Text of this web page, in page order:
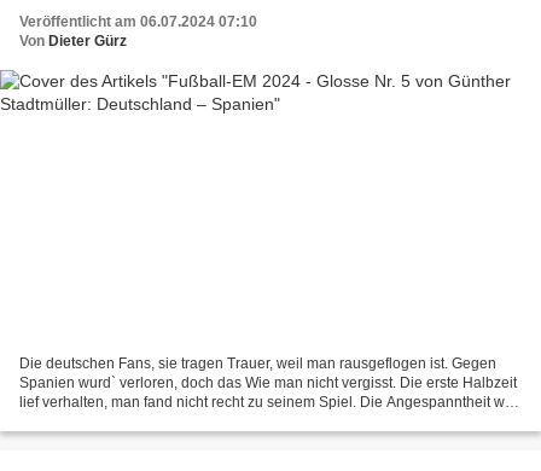
Veröffentlicht am 06.07.2024 07:10
Von Dieter Gürz
Die deutschen Fans, sie tragen Trauer, weil man rausgeflogen ist. Gegen
Spanien wurd` verloren, doch das Wie man nicht vergisst. Die erste Halbzeit
lief verhalten, man fand nicht recht zu seinem Spiel. Die Angespanntheit war